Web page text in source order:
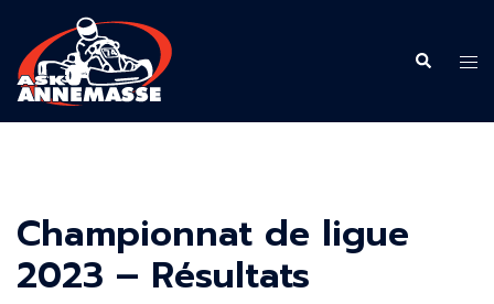
contenu
Championnat de ligue
2023 – Résultats